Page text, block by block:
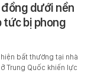
đồng dưới nền
tức bị phong
bất thường tại nhà
Trung Quốc khiến lực